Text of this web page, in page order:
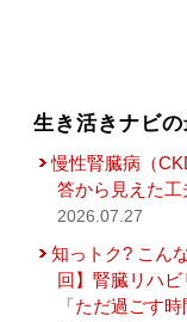
生き活きナビ
慢性腎臓病（
答から見えた
2026.07.27
知っトク? こん
回】腎臓リハ
「ただ過ごす